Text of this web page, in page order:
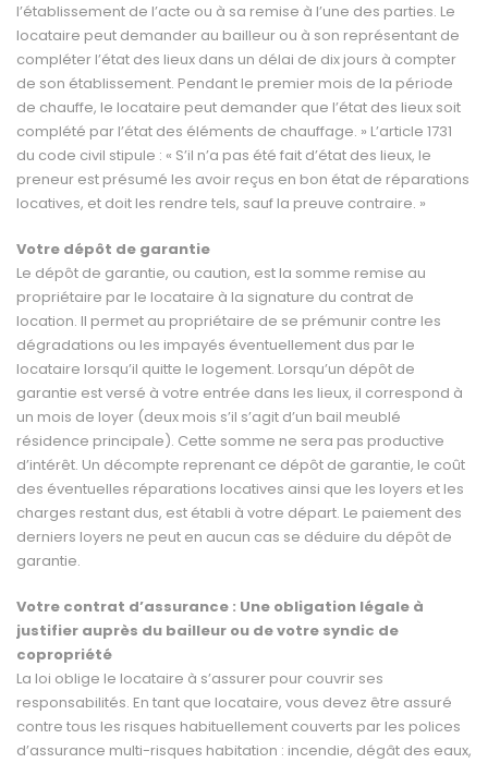
l’éta­blissement de l’acte ou à sa remise à l’une des parties. Le
locataire peut demander au bailleur ou à son re­présentant de
compléter l’état des lieux dans un délai de dix jours à compter
de son établissement. Pendant le premier mois de la période
de chauffe, le locataire peut demander que l’état des lieux soit
complété par l’état des éléments de chauffage. » L’article 1731
du code civil stipule : « S’il n’a pas été fait d’état des lieux, le
preneur est présumé les avoir reçus en bon état de réparations
locatives, et doit les rendre tels, sauf la preuve contraire. »
Votre dépôt de garantie
Le dépôt de garantie, ou caution, est la somme re­mise au
propriétaire par le locataire à la signature du contrat de
location. Il permet au propriétaire de se prémunir contre les
dégradations ou les impayés éventuellement dus par le
locataire lorsqu’il quitte le logement. Lorsqu’un dépôt de
garantie est versé à votre entrée dans les lieux, il correspond à
un mois de loyer (deux mois s’il s’agit d’un bail meublé
résidence principale). Cette somme ne sera pas productive
d’in­térêt. Un décompte reprenant ce dépôt de garantie, le coût
des éventuelles réparations locatives ainsi que les loyers et les
charges restant dus, est établi à votre dé­part. Le paiement des
derniers loyers ne peut en aucun cas se déduire du dépôt de
garantie.
Votre contrat d’assurance : Une obligation légale à
justifier auprès du bailleur ou de votre syndic de
copropriété
La loi oblige le locataire à s’assurer pour couvrir ses
responsabilités. En tant que locataire, vous devez être assuré
contre tous les risques habituellement couverts par les polices
d’assurance multi-risques habitation : incendie, dégât des eaux,